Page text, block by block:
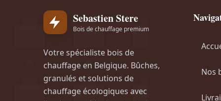
Sebastien Stere
Bois de chauffage premium
Votre spécialiste bois de
chauffage en Belgique. Bûches,
granulés et solutions de
chauffage écologiques avec
Nos